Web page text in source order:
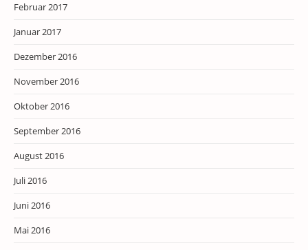
Februar 2017
Januar 2017
Dezember 2016
November 2016
Oktober 2016
September 2016
August 2016
Juli 2016
Juni 2016
Mai 2016